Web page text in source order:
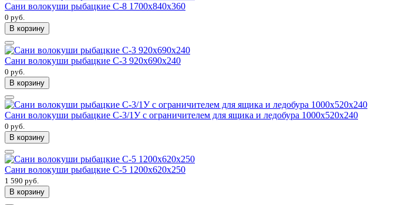
Сани волокуши рыбацкие С-8 1700x840x360
0 руб.
В корзину
Сани волокуши рыбацкие С-3 920х690х240
0 руб.
В корзину
Сани волокуши рыбацкие С-3/1У с ограничителем для ящика и ледобура 1000х520х240
0 руб.
В корзину
Сани волокуши рыбацкие С-5 1200х620х250
1 590 руб.
В корзину